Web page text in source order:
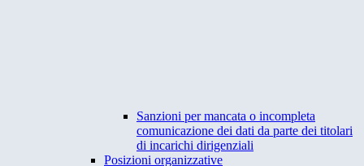
Sanzioni per mancata o incompleta
comunicazione dei dati da parte dei titolari
di incarichi dirigenziali
Posizioni organizzative